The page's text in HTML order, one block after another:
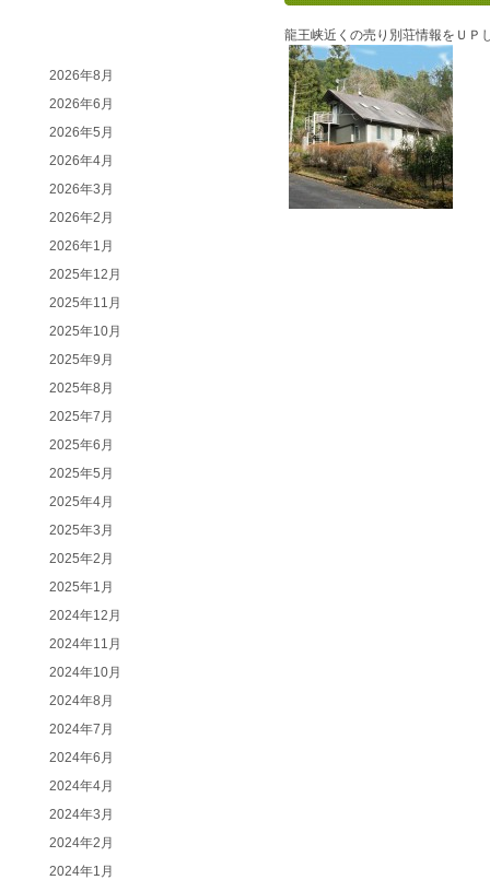
龍王峡近くの売り別荘情報をＵＰ
2026年8月
2026年6月
2026年5月
2026年4月
2026年3月
2026年2月
2026年1月
2025年12月
2025年11月
2025年10月
2025年9月
2025年8月
2025年7月
2025年6月
2025年5月
2025年4月
2025年3月
2025年2月
2025年1月
2024年12月
2024年11月
2024年10月
2024年8月
2024年7月
2024年6月
2024年4月
2024年3月
2024年2月
2024年1月